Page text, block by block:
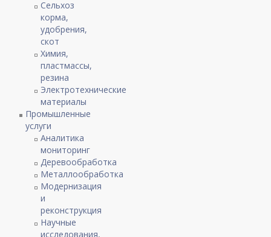
Сельхоз
корма,
удобрения,
скот
Химия,
пластмассы,
резина
Электротехнические
материалы
Промышленные
услуги
Аналитика
мониторинг
Деревообработка
Металлообработка
Модернизация
и
реконструкция
Научные
исследования,